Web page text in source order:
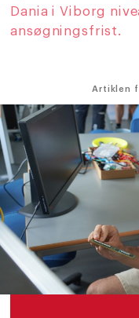
Dania i Viborg
ansøgningsfrist.
Artiklen